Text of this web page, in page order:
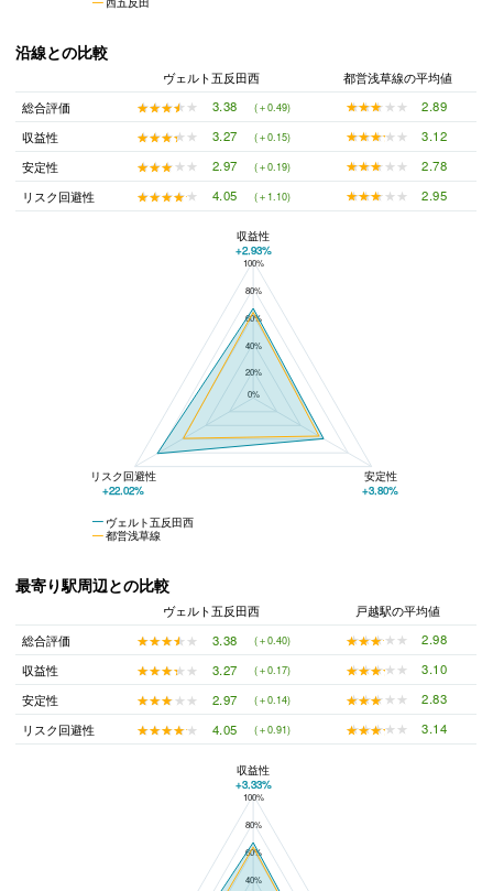
沿線との比較
ヴェルト五反田西
都営浅草線の平均値
総合評価
★★★★★
★★★★★ 3.38 (＋0.49) ★★★★★
★★★★★
2.89
収益性
★★★★★
★★★★★ 3.27 (＋0.15) ★★★★★
★★★★★
3.12
安定性
★★★★★
★★★★★ 2.97 (＋0.19) ★★★★★
★★★★★
2.78
リスク回避性
★★★★★
★★★★★ 4.05 (＋1.10) ★★★★★
★★★★★ 2.95
ヴェルト五反田西と都営浅草線の平均値の総合評価の比較
100%
80%
60%
40%
20%
0%
ヴェルト五反田西
都営浅草線
収益性
+2.93%
リスク回避性
+22.02%
安定性
+3.80%
最寄り駅周辺との比較
ヴェルト五反田西
戸越駅の平均値
総合評価
★★★★★
★★★★★ 3.38 (＋0.40) ★★★★★
★★★★★
2.98
収益性
★★★★★
★★★★★ 3.27 (＋0.17) ★★★★★
★★★★★
3.10
安定性
★★★★★
★★★★★ 2.97 (＋0.14) ★★★★★
★★★★★
2.83
リスク回避性
★★★★★
★★★★★ 4.05 (＋0.91) ★★★★★
★★★★★ 3.14
ヴェルト五反田西と戸越駅の平均値の総合評価の比較
100%
80%
60%
40%
収益性
+3.33%